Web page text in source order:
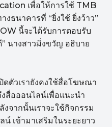
เพื่อให้การใช้ TMB
ธนาคารที่ “ยิ่งใช้ ยิ่งว้าว”
นี้จะได้รับการตอบรับ
” นางสาวมิ่งขวัญ อธิบาย
ดตัวเรายังคงใช้สื่อโฆษณา
สื่อออนไลน์เพื่อแนะนำ
จากนั้นเราจะใช้กิจกรรม
เข้ามาเสริมในระยะยาว